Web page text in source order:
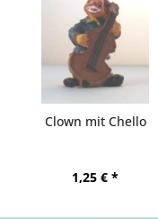
Clown mit Chello
1,25 € *